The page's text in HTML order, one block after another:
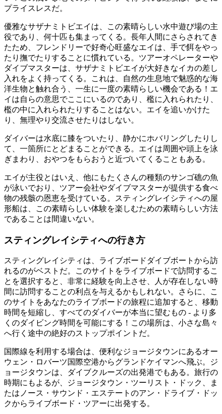
プライスレスだ。
優雅なサザナミトビエイは、この素晴らしい水中遊び場の主
役であり、何十匹も集まってくる。長年人間にさらされてき
たため、フレンドリーで好奇心旺盛なエイは、手で餌をやっ
たり撫でたりすることに慣れている。ツアーオペレーターや
ダイブマスターは、サザナミトビエイが大好きなイカの差し
入れをよく持ってくる。これは、自然の生息地で魅惑的な海
洋生物と触れ合う、一生に一度の素晴らしい機会である！エ
イは自らの意思でここにいるのであり、檻に入れられたり、
檻の中に入れられたりすることはない。エイを追いかけた
り、無理やり交流させたりはしない。
ダイバーは水底に膝をついたり、静かにホバリングしたりし
て、一箇所にとどまることができる。エイは周囲や頭上を泳
ぎまわり、おやつをもらおうと近づいてくることもある。
エイが主役とはいえ、他にもたくさんの種類のサンゴ礁の魚
が泳いでおり、ツアー会社やダイブマスターが提供する食べ
物の残骸の恩恵を受けている。スティングレイシティへの屋
形船は、この素晴らしい体験を楽しむための素晴らしい方法
であることは間違いない。
スティングレイシティへの行き方
スティングレイシティは、ライブボードダイブボートから訪
れるのがベストだ。このサイトをライブボードで訪問するこ
とを選択すると、非常に経験を向上させ、人が存在しない時
間に訪問することの利点を与えるかもしれない。さらに、こ
のサイトをあなたのライブボードの旅程に追加すると、移動
時間を短縮し、すべてのダイバーが本当に望むもの - より多
くのダイビング時間を可能にする！この場所は、小さな島々
へ行く途中の絶好のストップポイントだ。
国際線を利用する場合は、便利なジョージタウンにあるオー
ウェン・ロバーツ国際空港からグランドケイマンへ飛ぶ。ジ
ョージタウンは、ダイブクルーズの出発港でもある。旅行の
時期にもよるが、ジョージタウン・ツーリスト・ドック、ま
たはノース・サウンド・エステートのアン・ドライブ・ドッ
クからライブボード・ツアーに出発する。